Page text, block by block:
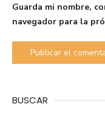
Guarda mi nombre,
navegador para la
BUSCAR